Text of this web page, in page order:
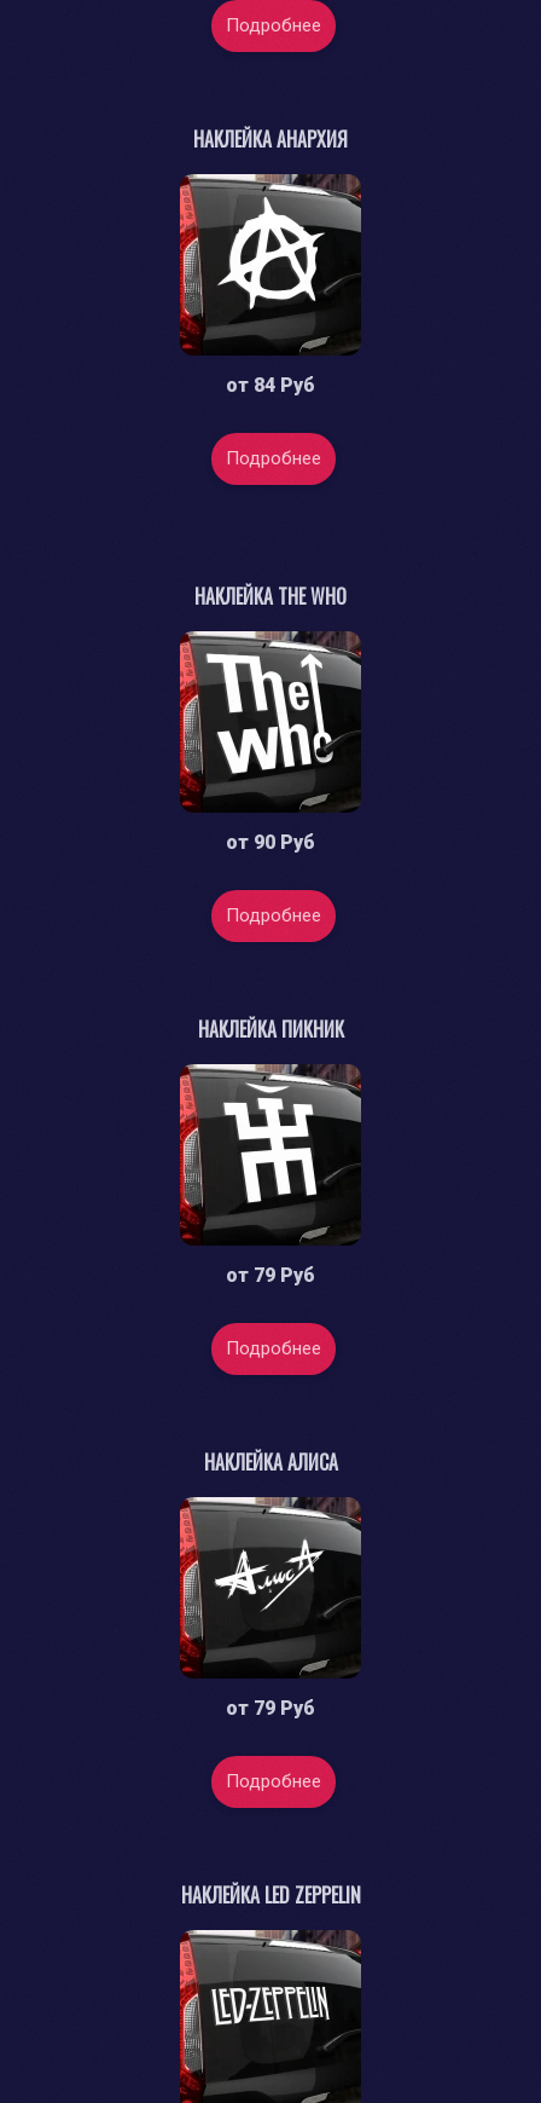
Подробнее
НАКЛЕЙКА АНАРХИЯ
от 84 Руб
Подробнее
НАКЛЕЙКА THE WHO
от 90 Руб
Подробнее
НАКЛЕЙКА ПИКНИК
от 79 Руб
Подробнее
НАКЛЕЙКА АЛИСА
от 79 Руб
Подробнее
НАКЛЕЙКА LED ZEPPELIN